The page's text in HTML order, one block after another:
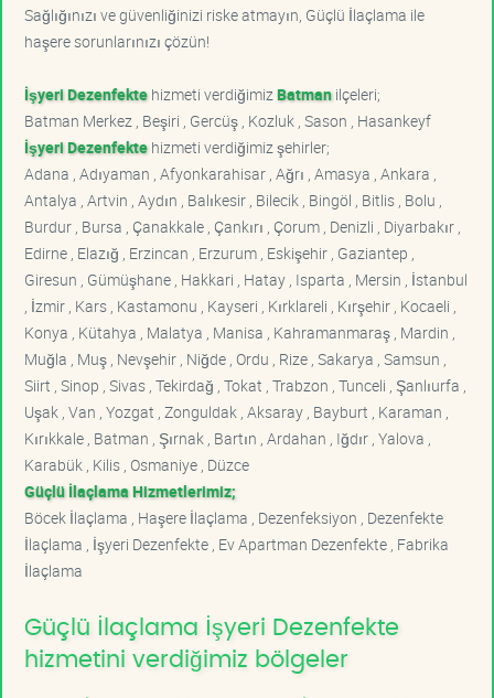
Sağlığınızı ve güvenliğinizi riske atmayın, Güçlü İlaçlama ile
haşere sorunlarınızı çözün!
İşyeri Dezenfektehizmeti verdiğimiz Batmanilçeleri;
Batman Merkez , Beşiri , Gercüş , Kozluk , Sason , Hasankeyf
İşyeri Dezenfektehizmeti verdiğimiz şehirler;
Adana , Adıyaman , Afyonkarahisar , Ağrı , Amasya , Ankara ,
Antalya , Artvin , Aydın , Balıkesir , Bilecik , Bingöl , Bitlis , Bolu ,
Burdur , Bursa , Çanakkale , Çankırı , Çorum , Denizli , Diyarbakır ,
Edirne , Elazığ , Erzincan , Erzurum , Eskişehir , Gaziantep ,
Giresun , Gümüşhane , Hakkari , Hatay , Isparta , Mersin , İstanbul
, İzmir , Kars , Kastamonu , Kayseri , Kırklareli , Kırşehir , Kocaeli ,
Konya , Kütahya , Malatya , Manisa , Kahramanmaraş , Mardin ,
Muğla , Muş , Nevşehir , Niğde , Ordu , Rize , Sakarya , Samsun ,
Siirt , Sinop , Sivas , Tekirdağ , Tokat , Trabzon , Tunceli , Şanlıurfa ,
Uşak , Van , Yozgat , Zonguldak , Aksaray , Bayburt , Karaman ,
Kırıkkale , Batman , Şırnak , Bartın , Ardahan , Iğdır , Yalova ,
Karabük , Kilis , Osmaniye , Düzce
Güçlü İlaçlama Hizmetlerimiz;
Böcek İlaçlama , Haşere İlaçlama , Dezenfeksiyon , Dezenfekte
İlaçlama , İşyeri Dezenfekte , Ev Apartman Dezenfekte , Fabrika
İlaçlama
Güçlü İlaçlama İşyeri Dezenfekte
hizmetini verdiğimiz bölgeler